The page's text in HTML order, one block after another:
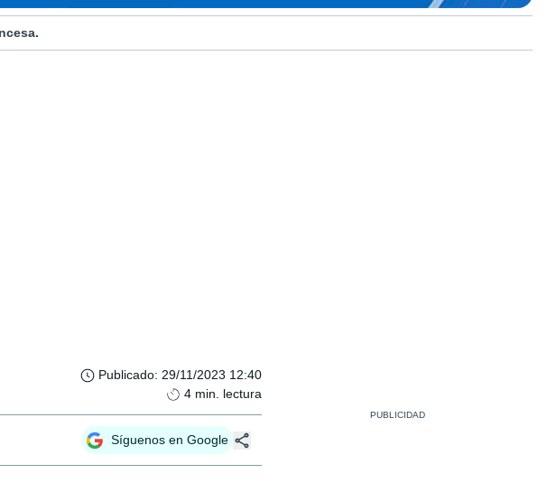
Publicado: 29/11/2023 12:40
4 min. lectura
Síguenos en Google